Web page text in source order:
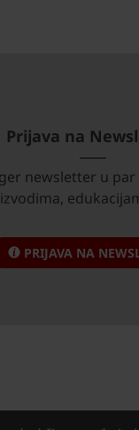
Prijava na
newsletter u
PRIJAVA NA